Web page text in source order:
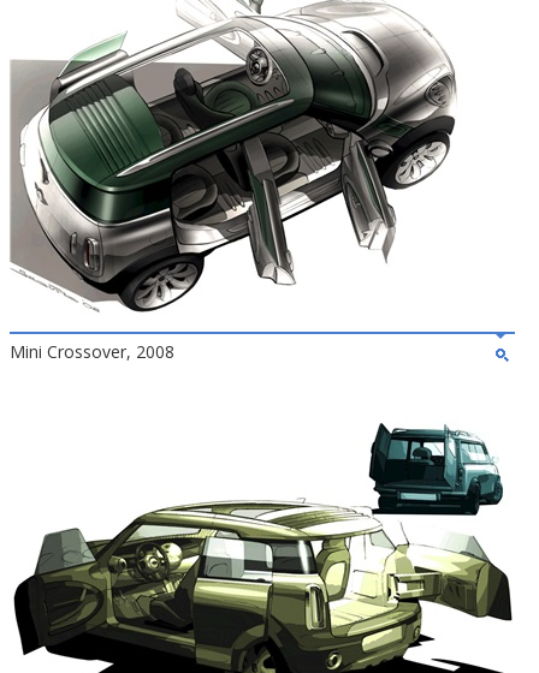
Mini Crossover, 2008